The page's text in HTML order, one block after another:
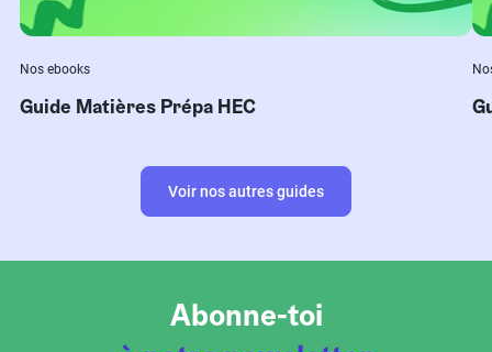
Nos ebooks
Guide Matières Prépa HEC
Voir nos autres guides
Abonne-toi